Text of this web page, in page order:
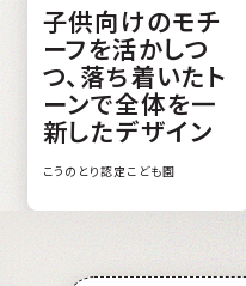
子供向けのモチ
ーフを活かしつ
つ、落ち着いたト
ーンで全体を一
新したデザイン
こうのとり認定こども園